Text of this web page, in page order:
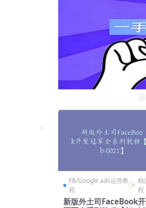
❅
❅
FB/Google ads运营教
程
精
程
新版外土司FaceBook